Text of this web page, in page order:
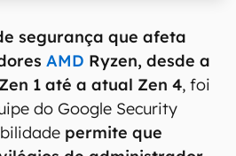
segurança que afeta
AMD Ryzen, desde a
1 até a atual Zen 4, foi
do Google Security
permite que